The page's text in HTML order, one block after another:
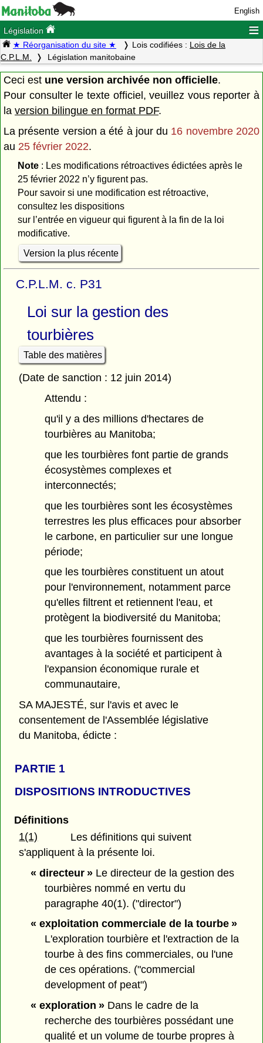
English
Législation ≡
★ Réorganisation du site ★ Lois codifiées : Lois de la
C.P.L.M.
Législation manitobaine
Ceci est une version archivée non officielle.
Pour consulter le texte officiel, veuillez vous reporter à
la version bilingue en format PDF.
La présente version a été à jour du 16 novembre 2020
au 25 février 2022.
Note: Les modifications rétroactives édictées après le
25 février 2022 n’y figurent pas.
Pour savoir si une modification est rétroactive,
consultez les dispositions
sur l’entrée en vigueur qui figurent à la fin de la loi
modificative.
Version la plus récente
C.P.L.M. c. P31
Loi sur la gestion des
tourbières
Table des matières
(Date de sanction : 12 juin 2014)
Attendu :
qu'il y a des millions d'hectares de
tourbières au Manitoba;
que les tourbières font partie de grands
écosystèmes complexes et
interconnectés;
que les tourbières sont les écosystèmes
terrestres les plus efficaces pour absorber
le carbone, en particulier sur une longue
période;
que les tourbières constituent un atout
pour l'environnement, notamment parce
qu'elles filtrent et retiennent l'eau, et
protègent la biodiversité du Manitoba;
que les tourbières fournissent des
avantages à la société et participent à
l'expansion économique rurale et
communautaire,
SA MAJESTÉ, sur l'avis et avec le
consentement de l'Assemblée législative
du Manitoba, édicte :
PARTIE 1
DISPOSITIONS INTRODUCTIVES
Définitions
1(1)
Les définitions qui suivent
s'appliquent à la présente loi.
« directeur »Le directeur de la gestion des
tourbières nommé en vertu du
paragraphe 40(1). ("director")
« exploitation commerciale de la tourbe »
L'exploration tourbière et l'extraction de la
tourbe à des fins commerciales, ou l'une
de ces opérations. ("commercial
development of peat")
« exploration »Dans le cadre de la
recherche des tourbières possédant une
qualité et un volume de tourbe propres à